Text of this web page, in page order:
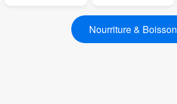
Nourriture & Boisson